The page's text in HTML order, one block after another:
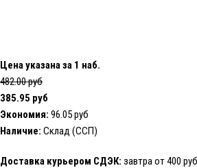
Цена указана за 1 наб.
482.00 руб
385.95 руб
Экономия: 96.05 руб
Наличие: Склад (ССП)
Доставка курьером СДЭК: завтра от 400